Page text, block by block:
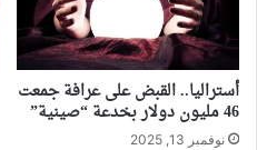
أستراليا.. القبض على عرافة جمعت
46 مليون دولار بخدعة “صينية”
نوفمبر 13, 2025